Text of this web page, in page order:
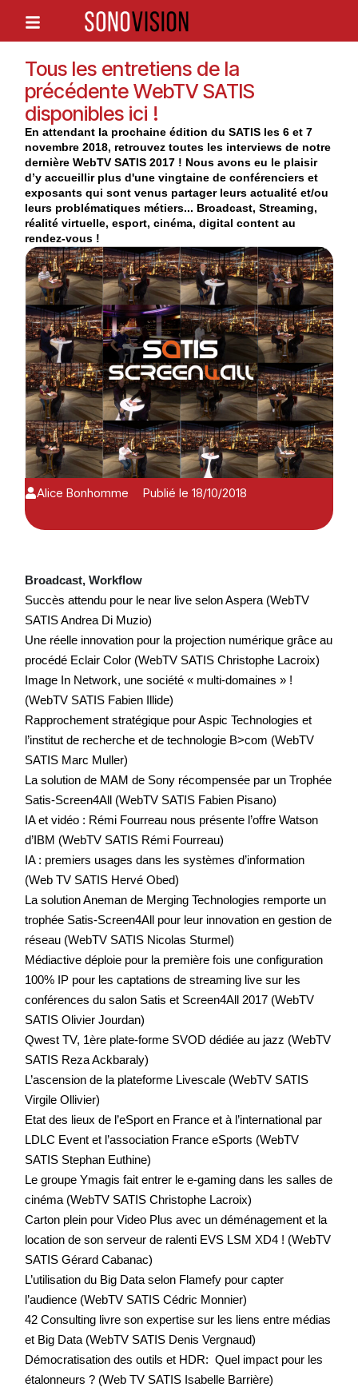
Tous les entretiens de la
précédente WebTV SATIS
disponibles ici !
En attendant la prochaine édition du SATIS les 6 et 7
novembre 2018, retrouvez toutes les interviews de notre
dernière WebTV SATIS 2017 ! Nous avons eu le plaisir
d’y accueillir plus d'une vingtaine de conférenciers et
exposants qui sont venus partager leurs actualité et/ou
leurs problématiques métiers... Broadcast, Streaming,
réalité virtuelle, esport, cinéma, digital content au
rendez-vous !
Alice Bonhomme Publié le 18/10/2018
Broadcast, Workflow
Succès attendu pour le near live selon Aspera (WebTV
SATIS Andrea Di Muzio)
Une réelle innovation pour la projection numérique grâce au
procédé Eclair Color (WebTV SATIS Christophe Lacroix)
Image In Network, une société « multi-domaines » !
(WebTV SATIS Fabien Illide)
Rapprochement stratégique pour Aspic Technologies et
l’institut de recherche et de technologie B>com (WebTV
SATIS Marc Muller)
La solution de MAM de Sony récompensée par un Trophée
Satis-Screen4All (WebTV SATIS Fabien Pisano)
IA et vidéo : Rémi Fourreau nous présente l’offre Watson
d’IBM (WebTV SATIS Rémi Fourreau)
IA : premiers usages dans les systèmes d’information
(Web TV SATIS Hervé Obed)
La solution Aneman de Merging Technologies remporte un
trophée Satis-Screen4All pour leur innovation en gestion de
réseau (WebTV SATIS Nicolas Sturmel)
Médiactive déploie pour la première fois une configuration
100% IP pour les captations de streaming live sur les
conférences du salon Satis et Screen4All 2017 (WebTV
SATIS Olivier Jourdan)
Qwest TV, 1ère plate-forme SVOD dédiée au jazz (WebTV
SATIS Reza Ackbaraly)
L’ascension de la plateforme Livescale (WebTV SATIS
Virgile Ollivier)
Etat des lieux de l’eSport en France et à l’international par
LDLC Event et l’association France eSports (WebTV
SATIS Stephan Euthine)
Le groupe Ymagis fait entrer le e-gaming dans les salles de
cinéma (WebTV SATIS Christophe Lacroix)
Carton plein pour Video Plus avec un déménagement et la
location de son serveur de ralenti EVS LSM XD4 ! (WebTV
SATIS Gérard Cabanac)
L’utilisation du Big Data selon Flamefy pour capter
l’audience (WebTV SATIS Cédric Monnier)
42 Consulting livre son expertise sur les liens entre médias
et Big Data (WebTV SATIS Denis Vergnaud)
Démocratisation des outils et HDR: Quel impact pour les
étalonneurs ? (Web TV SATIS Isabelle Barrière)